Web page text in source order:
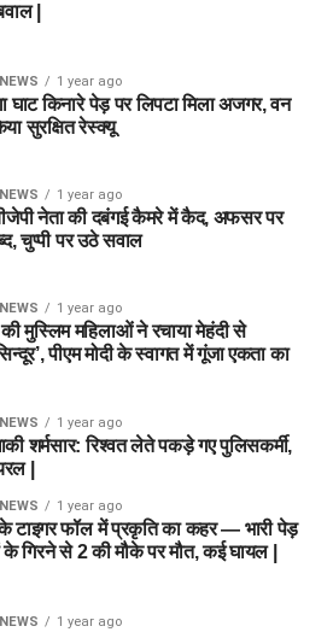
|
1 year ago
घाट किनारे पेड़ पर लिपटा मिला अजगर, वन
सुरक्षित रेस्क्यू
1 year ago
बीजेपी नेता की दबंगई कैमरे में कैद, अफसर पर
चुप्पी पर उठे सवाल
1 year ago
की मुस्लिम महिलाओं ने रचाया मेहंदी से
पीएम मोदी के स्वागत में गूंजा एकता का
1 year ago
शर्मसार: रिश्वत लेते पकड़े गए पुलिसकर्मी,
|
1 year ago
टाइगर फॉल में प्रकृति का कहर — भारी पेड़
गिरने से 2 की मौके पर मौत, कई घायल |
1 year ago